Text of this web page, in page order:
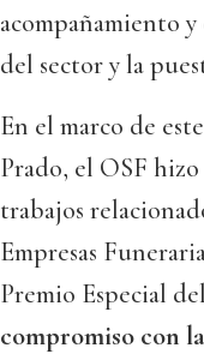
acompañamiento
del sector y la
En el marco de
Prado, el OSF
trabajos
Empresas
Premio Especial
compromiso con